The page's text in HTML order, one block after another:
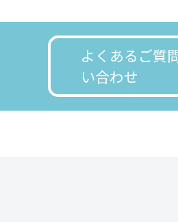
よくあるご質
い合わせ